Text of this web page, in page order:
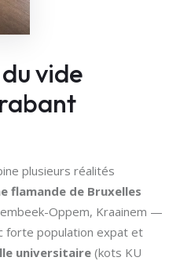
vide
plusieurs réalités
flamande de Bruxelles
Oppem, Kraainem —
forte population expat et
universitaire(kots KU